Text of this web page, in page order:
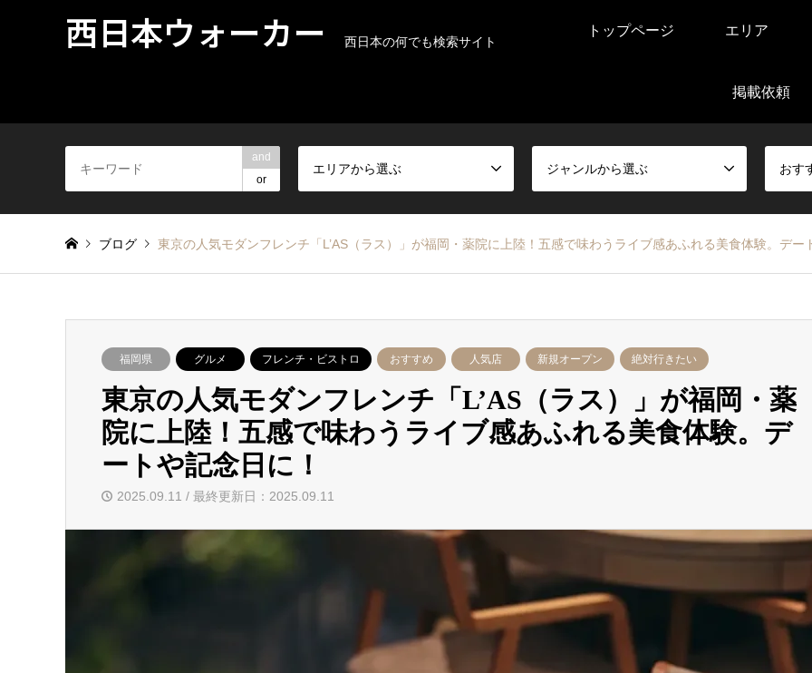
西日本ウォーカー 西日本の何でも検索サイト
トップページ エリア
掲載依頼
and
or
エリアから選ぶ ジャンルから選ぶ おす
ブログ 東京の人気モダンフレンチ「L’AS（ラス）」が福岡・薬院に上陸！五感で味わうライブ感あふれる美食体験。デー
福岡県 グルメ フレンチ・ビストロ おすすめ 人気店 新規オープン 絶対行きたい
東京の人気モダンフレンチ「L’AS（ラス）」が福岡・薬
院に上陸！五感で味わうライブ感あふれる美食体験。デ
ートや記念日に！
2025.09.11 / 最終更新日：2025.09.11